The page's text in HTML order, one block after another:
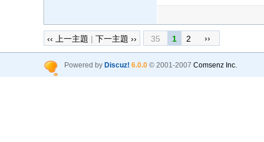
‹‹ 上一主題 | 下一主題 ›› 35 1 2 ››
Powered by Discuz! 6.0.0© 2001-2007 Comsenz Inc.